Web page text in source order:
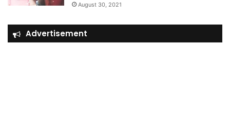
August 30, 2021
Advertisement